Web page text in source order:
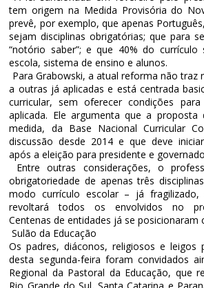
tem origem na Medida Provisória do
prevê, por exemplo, que apenas
sejam disciplinas obrigatórias; que para
“notório saber”; e que 40% do currículo
escola, sistema de ensino e alunos.
Para Grabowski, a atual reforma não traz
a outras já aplicadas e está centrada
curricular, sem oferecer condições
aplicada. Ele argumenta que a proposta
medida, da Base Nacional Curricular
discussão desde 2014 e que deve
após a eleição para presidente e
Entre outras considerações, o
obrigatoriedade de apenas três
modo currículo escolar – já
revoltará todos os envolvidos no
Centenas de entidades já se posicionaram
Sulão da Educação
Os padres, diáconos, religiosos e leigos
desta segunda-feira foram convidados
Regional da Pastoral da Educação, que